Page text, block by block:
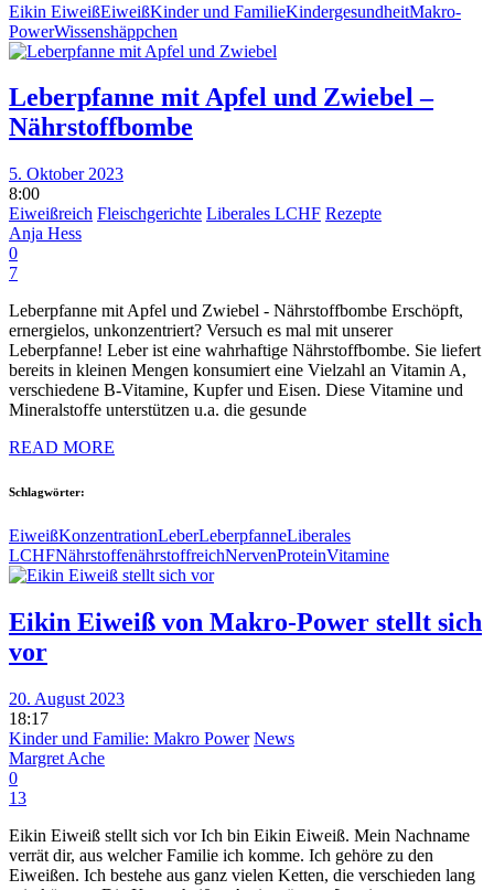
Eikin EiweißEiweißKinder und FamilieKindergesundheitMakro-
PowerWissenshäppchen
Leberpfanne mit Apfel und Zwiebel –
Nährstoffbombe
5. Oktober 2023
8:00
Eiweißreich Fleischgerichte Liberales LCHF Rezepte
Anja Hess
0
7
Leberpfanne mit Apfel und Zwiebel - Nährstoffbombe Erschöpft,
ernergielos, unkonzentriert? Versuch es mal mit unserer
Leberpfanne! Leber ist eine wahrhaftige Nährstoffbombe. Sie liefert
bereits in kleinen Mengen konsumiert eine Vielzahl an Vitamin A,
verschiedene B-Vitamine, Kupfer und Eisen. Diese Vitamine und
Mineralstoffe unterstützen u.a. die gesunde
READ MORE
Schlagwörter:
EiweißKonzentrationLeberLeberpfanneLiberales
LCHFNährstoffenährstoffreichNervenProteinVitamine
Eikin Eiweiß von Makro-Power stellt sich
vor
20. August 2023
18:17
Kinder und Familie: Makro Power News
Margret Ache
0
13
Eikin Eiweiß stellt sich vor Ich bin Eikin Eiweiß. Mein Nachname
verrät dir, aus welcher Familie ich komme. Ich gehöre zu den
Eiweißen. Ich bestehe aus ganz vielen Ketten, die verschieden lang